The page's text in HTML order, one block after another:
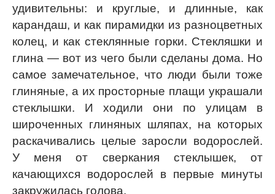
удивительны: и круглые, и длинные, как
карандаш, и как пирамидки из разноцветных
колец, и как стеклянные горки. Стекляшки и
глина — вот из чего были сделаны дома. Но
самое замечательное, что люди были тоже
глиняные, а их просторные плащи украшали
стеклышки. И ходили они по улицам в
широченных глиняных шляпах, на которых
раскачивались целые заросли водорослей.
У меня от сверкания стеклышек, от
качающихся водорослей в первые минуты
закружилась голова.